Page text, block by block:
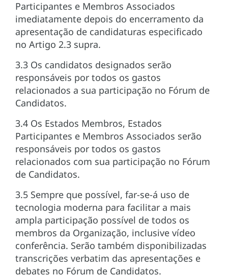
Participantes e Membros Associados
imediatamente depois do encerramento da
apresentação de candidaturas especificado
no Artigo 2.3 supra.
3.3 Os candidatos designados serão
responsáveis por todos os gastos
relacionados a sua participação no Fórum de
Candidatos.
3.4 Os Estados Membros, Estados
Participantes e Membros Associados serão
responsáveis por todos os gastos
relacionados com sua participação no Fórum
de Candidatos.
3.5 Sempre que possível, far-se-á uso de
tecnologia moderna para facilitar a mais
ampla participação possível de todos os
membros da Organização, inclusive vídeo
conferência. Serão também disponibilizadas
transcrições verbatim das apresentações e
debates no Fórum de Candidatos.